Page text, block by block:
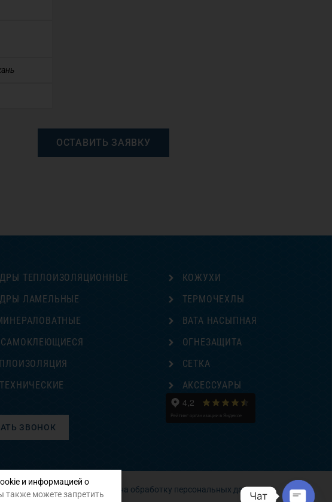
ОСТАВИТЬ ЗАЯВКУ
ТЕПЛОИЗОЛЯЦИОННЫЕ
ЛАМЕЛЬНЫЕ
ЗВОНОК
КОЖУХИ
ТЕРМОЧЕХЛЫ
ВАТА НАСЫПНАЯ
ОГНЕЗАЩИТА
СЕТКА
АКСЕССУАРЫ
Согласие на обработку персональных данных
и информацией о
также можете запретить
Чат